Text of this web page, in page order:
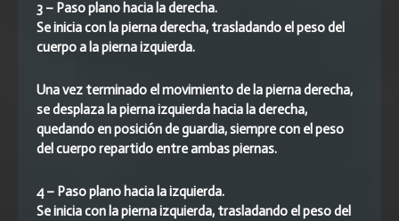
3 – Paso plano hacia la derecha.
Se inicia con la pierna derecha, trasladando el peso del
cuerpo a la pierna izquierda.
Una vez terminado el movimiento de la pierna derecha,
se desplaza la pierna izquierda hacia la derecha,
quedando en posición de guardia, siempre con el peso
del cuerpo repartido entre ambas piernas.
4 – Paso plano hacia la izquierda.
Se inicia con la pierna izquierda, trasladando el peso del